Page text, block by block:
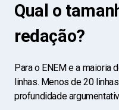
Qual o
redação?
Para o ENEM e a maioria
linhas. Menos de 20
profundidade